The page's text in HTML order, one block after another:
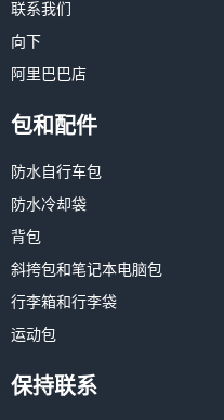
联系我们
向下
阿里巴巴店
包和配件
防水自行车包
防水冷却袋
背包
斜挎包和笔记本电脑包
行李箱和行李袋
运动包
保持联系